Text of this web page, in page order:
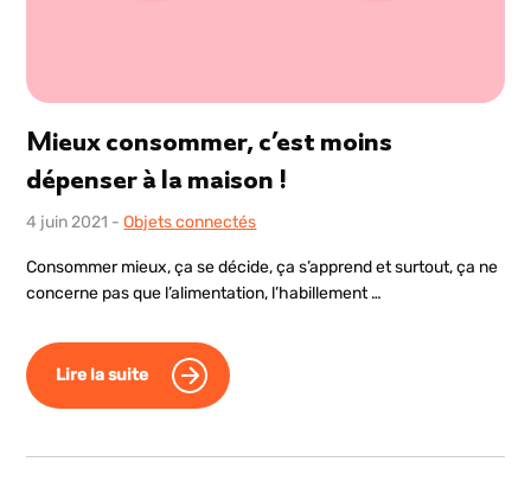
Mieux consommer, c’est moins
dépenser à la maison !
4 juin 2021 -Objets connectés
Consommer mieux, ça se décide, ça s’apprend et surtout, ça ne
concerne pas que l’alimentation, l’habillement …
Lire la suite